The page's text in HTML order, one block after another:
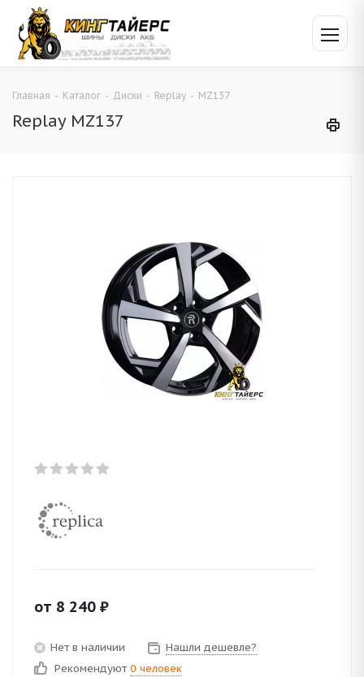
Главная - Каталог - Диски - Replay - MZ137
Replay MZ137
от 8 240 ₽
Нет в наличии
Нашли дешевле?
Рекомендуют 0 человек